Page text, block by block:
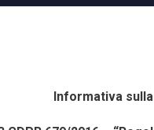
Informativa